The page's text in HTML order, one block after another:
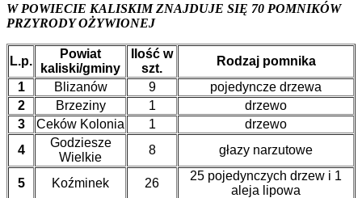
W POWIECIE KALISKIM ZNAJDUJE SIĘ 70 POMNIKÓW
PRZYRODY OŻYWIONEJ
L.p.
Powiat
kaliski/gminy
Ilość w
szt.
Rodzaj pomnika
1
Blizanów 9
pojedyncze drzewa
2
Brzeziny 1
drzewo
3
Ceków Kolonia 1
drzewo
4
Godziesze
Wielkie
8 głazy narzutowe
5 Koźminek 26
25 pojedynczych drzew i 1
aleja lipowa